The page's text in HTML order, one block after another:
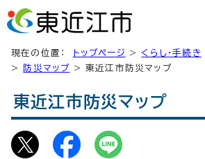
現在の位置： トップページ > くらし・手続き
>
防災マップ > 東近江市防災マップ
東近江市防災マップ